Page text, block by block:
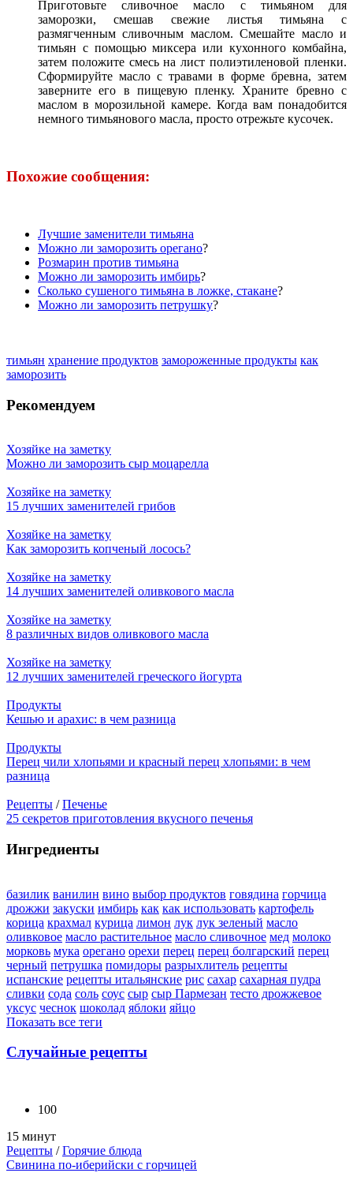
Приготовьте сливочное масло с тимьяном для
заморозки, смешав свежие листья тимьяна с
размягченным сливочным маслом. Смешайте масло и
тимьян с помощью миксера или кухонного комбайна,
затем положите смесь на лист полиэтиленовой пленки.
Сформируйте масло с травами в форме бревна, затем
заверните его в пищевую пленку. Храните бревно с
маслом в морозильной камере. Когда вам понадобится
немного тимьянового масла, просто отрежьте кусочек.
Похожие сообщения:
Лучшие заменители тимьяна
Можно ли заморозить орегано?
Розмарин против тимьяна
Можно ли заморозить имбирь?
Сколько сушеного тимьяна в ложке, стакане?
Можно ли заморозить петрушку?
тимьян хранение продуктов замороженные продукты как
заморозить
Рекомендуем
Хозяйке на заметку
Можно ли заморозить сыр моцарелла
Хозяйке на заметку
15 лучших заменителей грибов
Хозяйке на заметку
Как заморозить копченый лосось?
Хозяйке на заметку
14 лучших заменителей оливкового масла
Хозяйке на заметку
8 различных видов оливкового масла
Хозяйке на заметку
12 лучших заменителей греческого йогурта
Продукты
Кешью и арахис: в чем разница
Продукты
Перец чили хлопьями и красный перец хлопьями: в чем
разница
Рецепты /Печенье
25 секретов приготовления вкусного печенья
Ингредиенты
базилик ванилин вино выбор продуктов говядина горчица
дрожжи закуски имбирь как как использовать картофель
корица крахмал курица лимон лук лук зеленый масло
оливковое масло растительное масло сливочное мед молоко
морковь мука орегано орехи перец перец болгарский перец
черный петрушка помидоры разрыхлитель рецепты
испанские рецепты итальянские рис сахар сахарная пудра
сливки сода соль соус сыр сыр Пармезан тесто дрожжевое
уксус чеснок шоколад яблоки яйцо
Показать все теги
Случайные рецепты
100
15 минут
Рецепты /Горячие блюда
Свинина по-иберийски с горчицей